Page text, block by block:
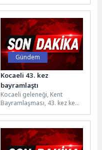
Meydanı’nda düzenlenen
“Sevgi Engel Tanımaz...
Gündem
Kocaeli 43. kez
bayramlaştı
Kocaeli geleneği, Kent
Bayramlaşması, 43. kez kenti
mutluluğunun birlikte
paylaşıldığı programda
konuşan Kocaeli...